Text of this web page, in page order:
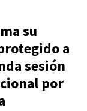
su
a
sesión
por